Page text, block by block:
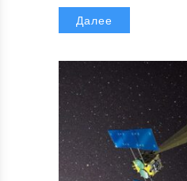
Далее